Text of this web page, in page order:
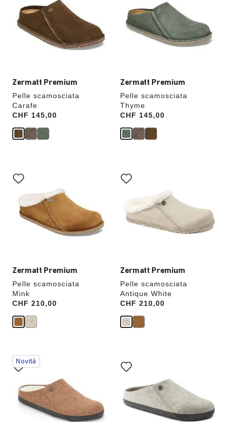
Zermatt Premium
Pelle scamosciata
Carafe
Price:
CHF 145,00
anteprime
dei
colori,
l’immagine
Zermatt Premium
Pelle scamosciata
Thyme
Price:
CHF 145,00
anteprime
dei
colori,
l’immagine
Zermatt Premium
Pelle scamosciata
Mink
Price:
CHF 210,00
con
anteprime
dei
colori,
l’immagine
Zermatt Premium
Pelle scamosciata
Antique White
Price:
CHF 210,00
con
colori,
l’immagine
Interagendo
con
anteprime
dei
colori,
l’immagine
Novità
con
anteprime
dei
colori,
l’immagine